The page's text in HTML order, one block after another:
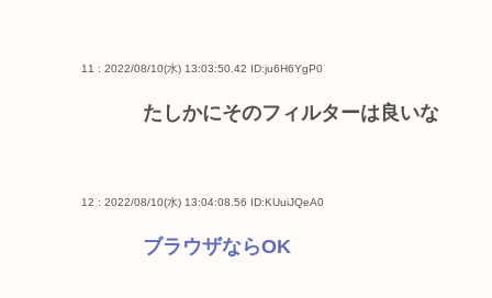
11 : 2022/08/10(水) 13:03:50.42 ID:ju6H6YgP0
たしかにそのフィルターは良いな
12 : 2022/08/10(水) 13:04:08.56 ID:KUuiJQeA0
ブラウザならOK